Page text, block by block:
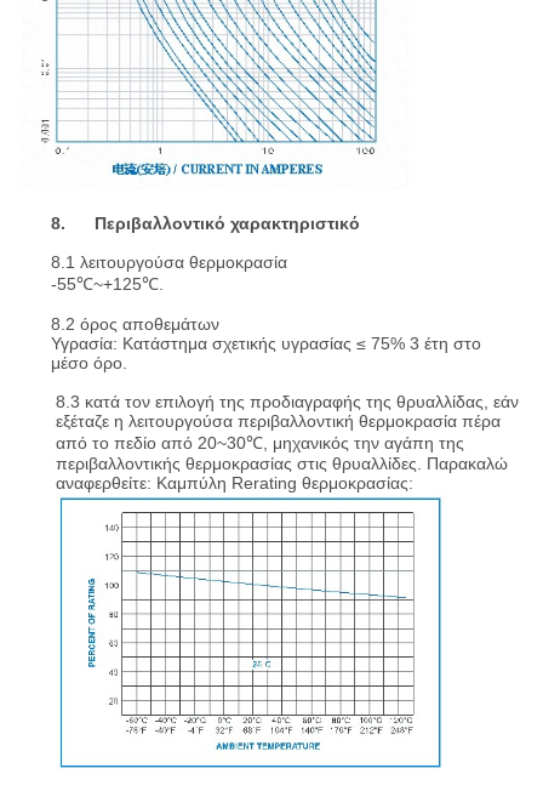
8. Περιβαλλοντικό χαρακτηριστικό
8.1 λειτουργούσα θερμοκρασία
-55℃~+125℃.
8.2 όρος αποθεμάτων
Υγρασία: Κατάστημα σχετικής υγρασίας ≤ 75% 3 έτη στο
μέσο όρο.
8.3 κατά τον επιλογή της προδιαγραφής της θρυαλλίδας, εάν
εξέταζε η λειτουργούσα περιβαλλοντική θερμοκρασία πέρα
από το πεδίο από 20~30℃, μηχανικός την αγάπη της
περιβαλλοντικής θερμοκρασίας στις θρυαλλίδες. Παρακαλώ
αναφερθείτε: Καμπύλη Rerating θερμοκρασίας: